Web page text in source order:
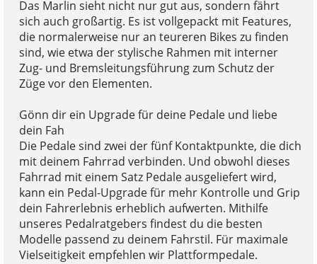
Das Marlin sieht nicht nur gut aus, sondern fährt
sich auch großartig. Es ist vollgepackt mit Features,
die normalerweise nur an teureren Bikes zu finden
sind, wie etwa der stylische Rahmen mit interner
Zug- und Bremsleitungsführung zum Schutz der
Züge vor den Elementen.
Gönn dir ein Upgrade für deine Pedale und liebe
dein Fah
Die Pedale sind zwei der fünf Kontaktpunkte, die dich
mit deinem Fahrrad verbinden. Und obwohl dieses
Fahrrad mit einem Satz Pedale ausgeliefert wird,
kann ein Pedal-Upgrade für mehr Kontrolle und Grip
dein Fahrerlebnis erheblich aufwerten. Mithilfe
unseres Pedalratgebers findest du die besten
Modelle passend zu deinem Fahrstil. Für maximale
Vielseitigkeit empfehlen wir Plattformpedale.